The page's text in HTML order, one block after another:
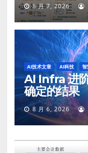
8 月 7, 2026
AI技术文章 AI科技
AI Infra 进
确定的结果
8 月 6, 2026